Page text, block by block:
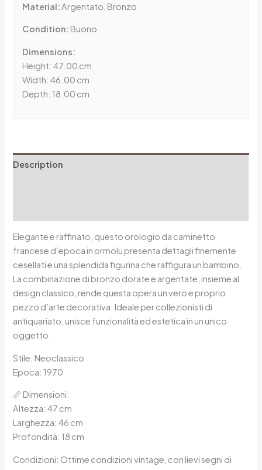
Material:Argentato, Bronzo
Condition: Buono
Dimensions:
Height: 47.00 cm
Width: 46.00 cm
Depth: 18.00 cm
Description
Elegante e raffinato, questo orologio da caminetto
francese d’epoca in ormolu presenta dettagli finemente
cesellati e una splendida figurina che raffigura un bambino.
La combinazione di bronzo dorate e argentate, insieme al
design classico, rende questa opera un vero e proprio
pezzo d’arte decorativa. Ideale per collezionisti di
antiquariato, unisce funzionalità ed estetica in un unico
oggetto.
Stile: Neoclassico
Epoca: 1970
📏 Dimensioni:
Altezza: 47 cm
Larghezza: 46 cm
Profondità: 18 cm
Condizioni: Ottime condizioni vintage, con lievi segni di